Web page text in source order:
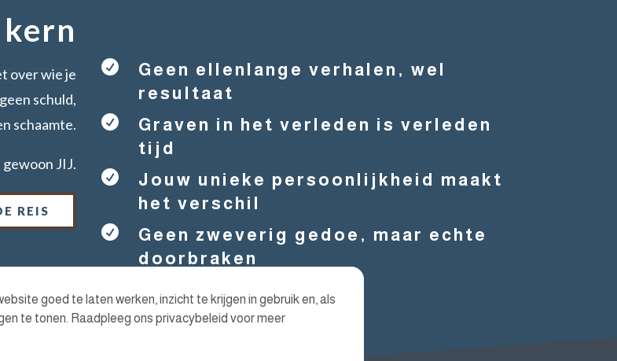
over wie je
schuld,
schaamte.
JIJ.
REIS

Geen ellenlange verhalen, wel
resultaat

Graven in het verleden is verleden
tijd

Jouw unieke persoonlijkheid maakt
het verschil

Geen zweverig gedoe, maar echte
doorbraken
goed te laten werken, inzicht te krijgen in gebruik en, als
te tonen. Raadpleeg ons privacybeleid voor meer